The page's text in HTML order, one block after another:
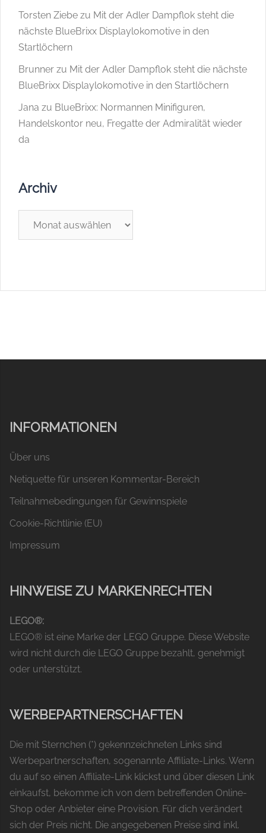
Torsten Ziebe zu Mit der Adler Dampflok steht die
nächste BlueBrixx Displaylokomotive in den
Startlöchern
Brunner zu Mit der Adler Dampflok steht die nächste
BlueBrixx Displaylokomotive in den Startlöchern
Jana zu BlueBrixx: Normannen Minifiguren,
Handelskontor neu, Fregatte der Admiralität wieder
da
Archiv
INFORMATIONEN
Über uns
Netiquette für unseren Kommentar-Bereich
Teilnahmebedingungen für Gewinnspiele
Cookie-Richtlinie (EU)
Impressum
HINWEISE ZU MARKENRECHTEN
LEGO®:
LEGO® ist eine Marke der LEGO Gruppe. Diese Website
wird nicht durch die LEGO Gruppe bezahlt, genehmigt
oder unterstützt.
WERBEPARTNERSCHAFTEN
Die mit Sternchen (*) gekennzeichneten Links sind
Werbepartnerschaften, sogenannte Affiliate-Links. Wenn
du auf so einen Affiliate-Link klickst und über diesen Link
einkaufst, bekomme ich von dem betreffenden Online-
Shop oder Anbieter eine Provision. Für dich verändert
sich der Preis nicht. Die angegebenen Preise sind inkl.